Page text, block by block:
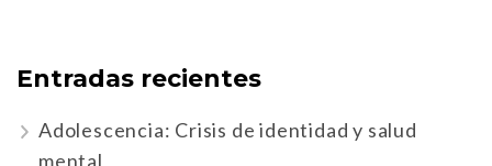
Entradas recientes
Adolescencia: Crisis de identidad y salud
mental